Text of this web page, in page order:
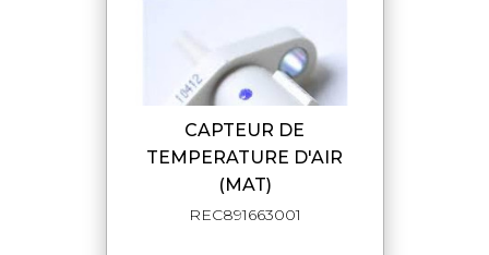
CAPTEUR DE
TEMPERATURE D'AIR
(MAT)
REC891663001